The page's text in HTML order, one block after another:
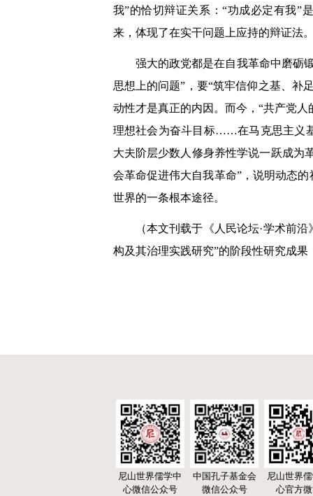
我”的恰切辩证关系：“功成必定有我”
来，体现了在实干问题上应持的辩证法
强大的政党都是在自我革命中磨砺
思想上的问题”，要“筑牢信仰之基、补
动性才是真正的内因。而今，“共产党
理想社会为奋斗目标……在马克思主义
大夫阶层少数人修身养性学说一跃成为
会革命促进伟大自我革命”，说明动态
世界的一条根本途径。
（本文刊载于《人民论坛·学术前
构及其治理实践研究”的阶段性研究成果
尼山世界儒学中
心微信公众号
中国孔子基金会
微信公众号
尼山世界
心官方